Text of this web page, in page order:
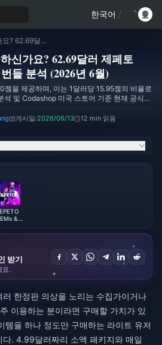
한국어 /
젬(ZEM)이 부족하신가요? 62.69달러 제페토(ZEPETO) 번들 분석 (2026년 6월)
신가요? 62.69달러 제페토
들 분석 (2026년 6월)
을 제공하며, 이는 1달러당 15.95젬의 비율로
및 Codashop 미국 스토어 기준 현재 공식적
이 상품이 실질적으로 가장 유리한 선택입니다.
게시일:2026/06/13 12 min 읽음
&
받기
요.
한정판 의상을 노리는 수집가이거나
이용하는 분이라면 구매할 가치가 있
템을 하나 정도만 구매하는 라이트 유저
. 4.99달러짜리 소액 패키지와 매일